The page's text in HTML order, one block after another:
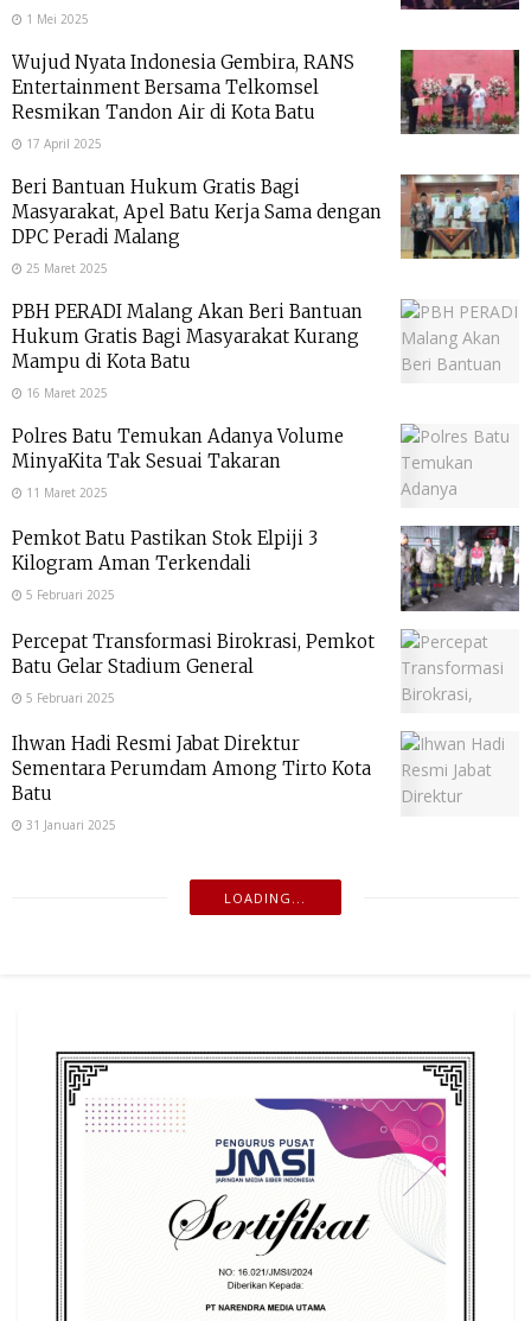
1 Mei 2025
Wujud Nyata Indonesia Gembira, RANS
Entertainment Bersama Telkomsel
Resmikan Tandon Air di Kota Batu
17 April 2025
Beri Bantuan Hukum Gratis Bagi
Masyarakat, Apel Batu Kerja Sama dengan
DPC Peradi Malang
25 Maret 2025
PBH PERADI Malang Akan Beri Bantuan
Hukum Gratis Bagi Masyarakat Kurang
Mampu di Kota Batu
16 Maret 2025
Polres Batu Temukan Adanya Volume
MinyaKita Tak Sesuai Takaran
11 Maret 2025
Pemkot Batu Pastikan Stok Elpiji 3
Kilogram Aman Terkendali
5 Februari 2025
Percepat Transformasi Birokrasi, Pemkot
Batu Gelar Stadium General
5 Februari 2025
Ihwan Hadi Resmi Jabat Direktur
Sementara Perumdam Among Tirto Kota
Batu
31 Januari 2025
LOADING...